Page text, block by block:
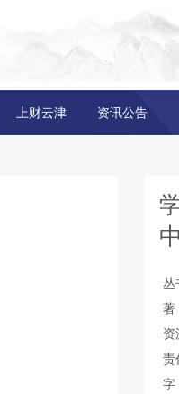
上财云津 资讯公告
丛
著
资
责